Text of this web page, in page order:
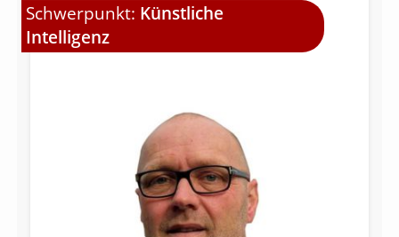
Schwerpunkt: Künstliche
Intelligenz